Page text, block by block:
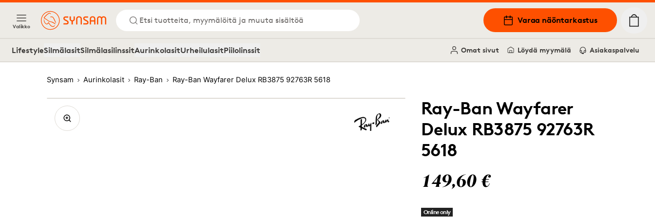
Valikko
Etsi tuotteita, myymälöitä ja muuta sisältöä Varaa näöntarkastus
LifestyleSilmälasitSilmälasilinssitAurinkolasitUrheilulasitPiilolinssit Omat sivut Löydä myymälä Asiakaspalvelu
Synsam Aurinkolasit Ray-Ban Ray-Ban Wayfarer Delux RB3875 92763R 5618
Ray-Ban Wayfarer
Delux RB3875 92763R
5618
149,60 €
Online only